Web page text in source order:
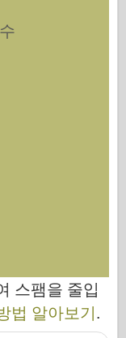
스팸을 줄입
법 알아보기.